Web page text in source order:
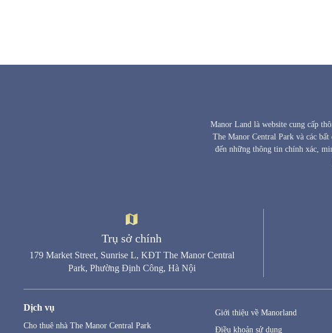
Manor Land là website cung cấp
The Manor Central Park và các
đến những thông tin chính xác,
Trụ sở chính
179 Market Street, Sunrise L, KĐT The Manor Central
Park, Phường Định Công, Hà Nội
Dịch vụ
Cho thuê nhà The Manor Central Park
Giới thiệu về Manorland
Điều khoản sử dụng